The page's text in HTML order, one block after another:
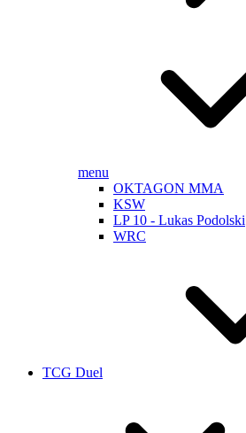
menu
OKTAGON MMA
KSW
LP 10 - Lukas Podolski
WRC
TCG Duel